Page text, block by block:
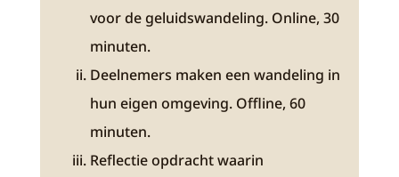
voor de geluidswandeling. Online, 30
minuten.
Deelnemers maken een wandeling in
hun eigen omgeving. Offline, 60
minuten.
Reflectie opdracht waarin